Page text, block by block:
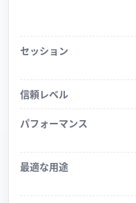
セッション
信頼レベル
パフォーマンス
最適な用途